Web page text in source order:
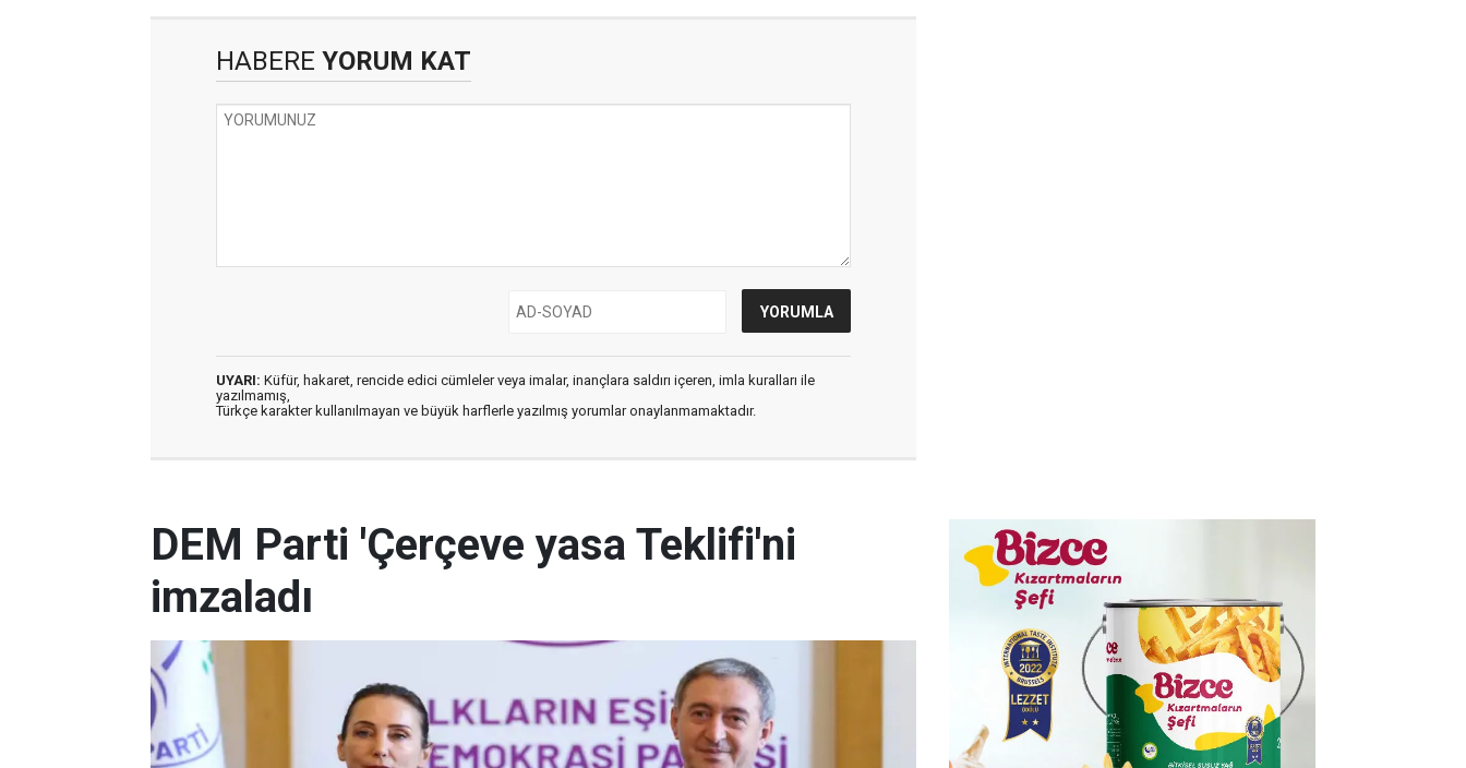
HABERE YORUM KAT
UYARI: Küfür, hakaret, rencide edici cümleler veya imalar, inançlara saldırı içeren, imla kuralları ile
yazılmamış,
Türkçe karakter kullanılmayan ve büyük harflerle yazılmış yorumlar onaylanmamaktadır.
DEM Parti 'Çerçeve yasa Teklifi'ni
imzaladı